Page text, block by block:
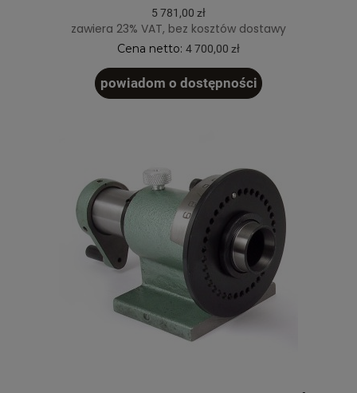
5 781,00 zł
zawiera 23% VAT, bez kosztów dostawy
Cena netto: 4 700,00 zł
powiadom o dostępności